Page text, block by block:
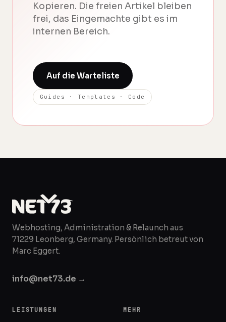
Kopieren. Die freien Artikel bleiben
frei, das Eingemachte gibt es im
internen Bereich.
Auf die Warteliste
Guides · Templates · Code
Webhosting, Administration & Relaunch aus
71229 Leonberg, Germany. Persönlich betreut von
Marc Eggert.
info@net73.de →
LEISTUNGEN MEHR